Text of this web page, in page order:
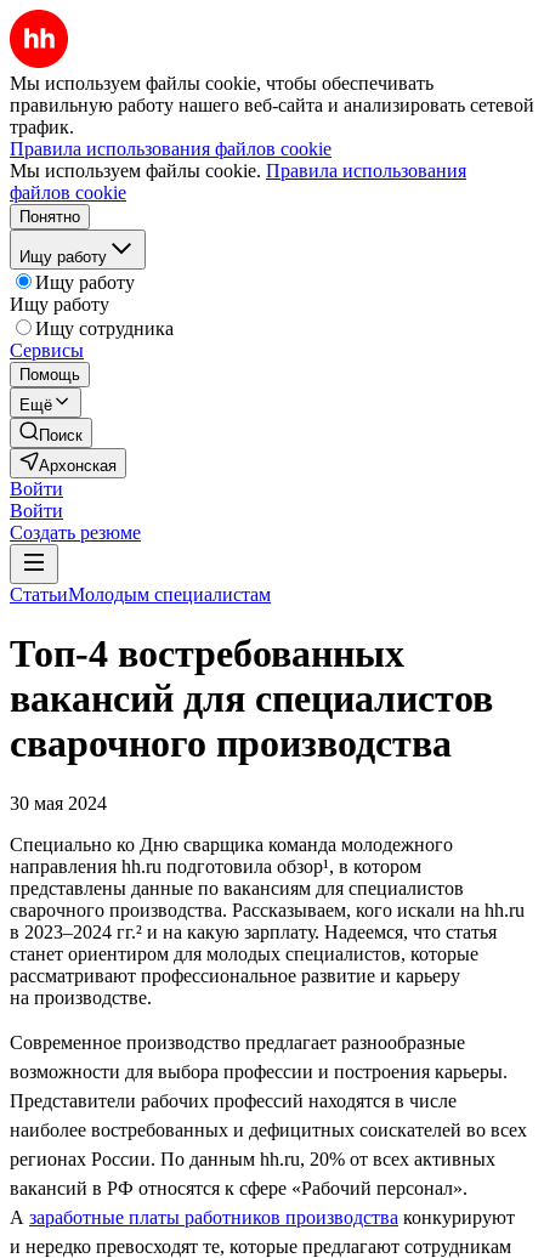
Мы используем файлы cookie, чтобы обеспечивать
правильную работу нашего веб-сайта и анализировать сетевой
трафик.
Правила использования файлов cookie
Мы используем файлы cookie. Правила использования
файлов cookie
Понятно
Ищу работу
Ищу работу
Ищу работу
Ищу сотрудника
Сервисы
Помощь
Ещё
Поиск
Архонская
Войти
Войти
Создать резюме
СтатьиМолодым специалистам
Топ-4 востребованных
вакансий для специалистов
сварочного производства
30 мая 2024
Специально ко Дню сварщика команда молодежного
направления hh.ru подготовила обзор¹, в котором
представлены данные по вакансиям для специалистов
сварочного производства. Рассказываем, кого искали на hh.ru
в 2023–2024 гг.² и на какую зарплату. Надеемся, что статья
станет ориентиром для молодых специалистов, которые
рассматривают профессиональное развитие и карьеру
на производстве.
Современное производство предлагает разнообразные
возможности для выбора профессии и построения карьеры.
Представители рабочих профессий находятся в числе
наиболее востребованных и дефицитных соискателей во всех
регионах России. По данным hh.ru, 20% от всех активных
вакансий в РФ относятся к сфере «Рабочий персонал».
А заработные платы работников производства конкурируют
и нередко превосходят те, которые предлагают сотрудникам